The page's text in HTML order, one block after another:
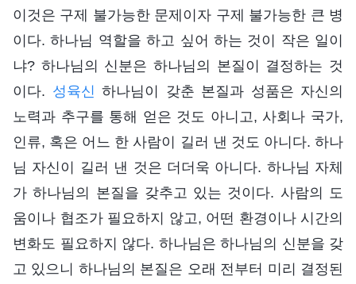
이것은 구제 불가능한 문제이자 구제 불가능한 큰 병
이다. 하나님 역할을 하고 싶어 하는 것이 작은 일이
냐? 하나님의 신분은 하나님의 본질이 결정하는 것
이다. 성육신 하나님이 갖춘 본질과 성품은 자신의
노력과 추구를 통해 얻은 것도 아니고, 사회나 국가,
인류, 혹은 어느 한 사람이 길러 낸 것도 아니다. 하나
님 자신이 길러 낸 것은 더더욱 아니다. 하나님 자체
가 하나님의 본질을 갖추고 있는 것이다. 사람의 도
움이나 협조가 필요하지 않고, 어떤 환경이나 시간의
변화도 필요하지 않다. 하나님은 하나님의 신분을 갖
고 있으니 하나님의 본질은 오래 전부터 미리 결정된